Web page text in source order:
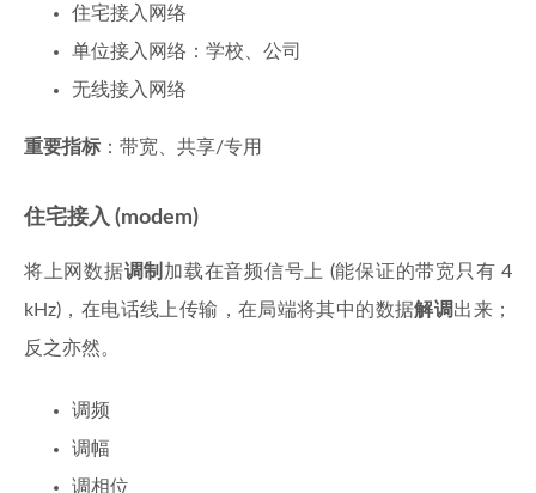
住宅接入网络
单位接入网络：学校、公司
无线接入网络
重要指标 ：带宽、共享/专用
住宅接入 (modem)
将上网数据调制 加载在音频信号上 (能保证的带宽只有 4
kHz)，在电话线上传输，在局端将其中的数据解调出来；
反之亦然。
调频
调幅
调相位